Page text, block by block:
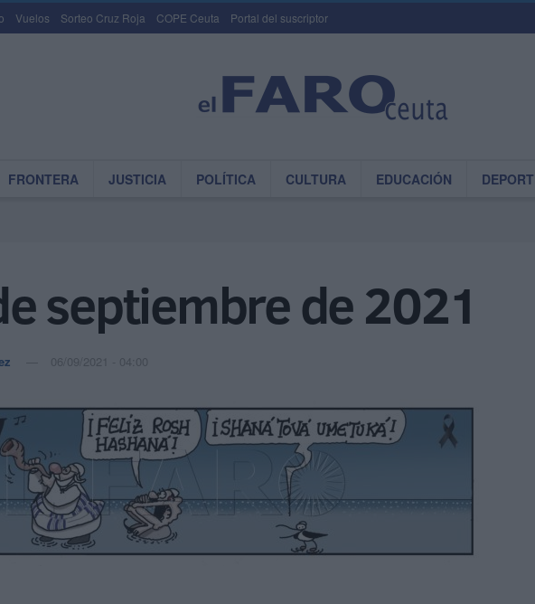
Vuelos Sorteo Cruz Roja COPE Ceuta Portal del suscriptor
FRONTERA JUSTICIA POLÍTICA CULTURA EDUCACIÓN
septiembre de 2021
06/09/2021 - 04:00